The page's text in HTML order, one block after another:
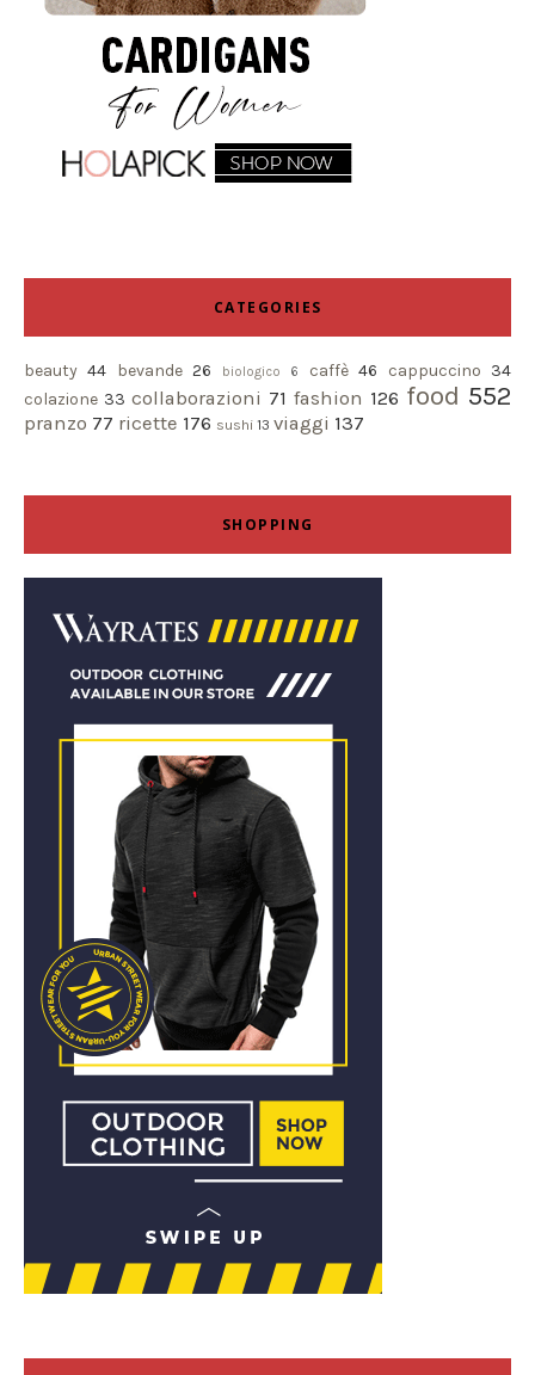
CATEGORIES
beauty 44 bevande 26 biologico 6 caffè 46 cappuccino 34
colazione 33 collaborazioni 71 fashion 126 food 552
pranzo 77 ricette 176 sushi 13 viaggi 137
SHOPPING